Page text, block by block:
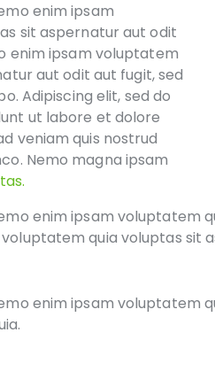
enim ipsam
sit aspernatur aut odit
enim ipsam voluptatem
aut odit aut fugit, sed
Adipiscing elit, sed do
ut labore et dolore
veniam quis nostrud
Nemo magna ipsam
enim ipsam voluptatem
quia voluptas sit
enim ipsam voluptatem